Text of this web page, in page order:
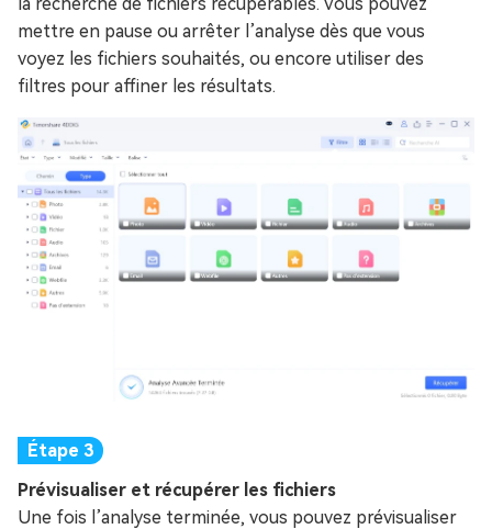
mettre en pause ou arrêter l’analyse dès que vous
voyez les fichiers souhaités, ou encore utiliser des
filtres pour affiner les résultats.
Prévisualiser et récupérer les fichiers
Une fois l’analyse terminée, vous pouvez prévisualiser